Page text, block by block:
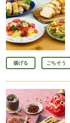
揚げる ごちそう